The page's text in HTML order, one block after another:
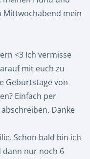
Mittwochabend mein
<3 Ich vermisse
mit euch zu
Geburtstage von
Einfach per
Danke
Schon bald bin ich
dann nur noch 6